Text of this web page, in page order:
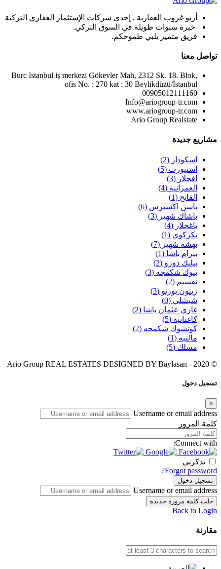
أريو غروب العقارية , إحدى شركات الإستثمار العقاري التركية
خبرة سنوات طويلة في السوق التركي.
فريق متميز يلبي طموحكم.
تواصل معنا
Burc Istanbul iş merkezi Gökevler Mah, 2312 Sk. 18. Blok,
ofis No. : 270 kat : 30 Beylikdüzü/İstanbul
00905012111160
Info@ariogroup-tr.com
www.ariogroup-tr.com
Ario Group Realstate
مشاريع جديدة
اسكودار (2)
اسنيورت (5)
افجلار (3)
العمرانية (4)
الفاتح (1)
باسن اكسبرس (6)
باشاك شهير (3)
باغجلار (4)
بكركوي (1)
بهشة شهير (7)
بيرام باشا (1)
بيليك دوزو (2)
بيوك شكمجه (3)
تقسبم (2)
زيتون بورنو (3)
شيشلي (0)
غازي عثمان باشا (2)
كاغتانيه (5)
كوتشوك شكمجه (2)
مالتبه (1)
مسلك (5)
© 2020 - Ario Group REAL ESTATES DESIGNED BY
Baylasan
تسجيل دخول
×
Username or email address
كلمة المرور
Connect with:
تذكرني
Forgot password?
تسجيل دخول
Username or email address
جلب كلمة مرورة جديدة
Back to Login
مقارنة